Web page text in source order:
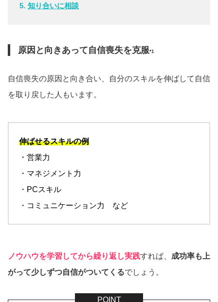
知り合いに相談
原因と向きあって自信喪失を克服*1
自信喪失の原因と向き合い、自分のスキルを伸ばして自信
を取り戻した人もいます。
伸ばせるスキルの例
・営業力
・マネジメント力
・PCスキル
・コミュニケーション力 など
ノウハウを学習してから繰り返し実践すれば、 成功率も上
がって少しずつ自信がついてくるでしょう。